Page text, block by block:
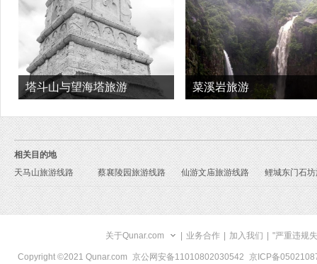
塔斗山与望海塔旅游 菜溪岩旅游
相关目的地
天马山旅游线路
蔡襄陵园旅游线路 仙游文庙旅游线路
关于Qunar.com 业务合作 加入我们 "严重违规
Copyright ©2021 Qunar.com 京公网安备11010802030542 京ICP备